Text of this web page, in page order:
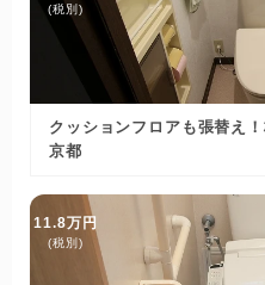
(税別)
クッションフロアも張替え
京都
11.8万円
(税別)